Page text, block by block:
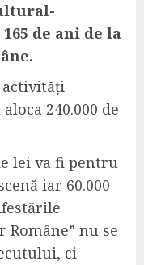
de ani de la
activități
240.000 de
lei va fi pentru
iar 60.000
nu se
ci